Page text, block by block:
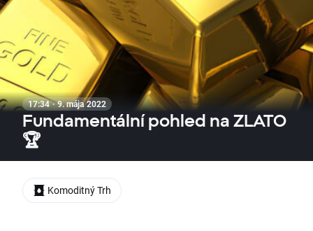
17:34 · 9. mája 2022
Fundamentální pohled na ZLATO
🏆
Komoditný Trh